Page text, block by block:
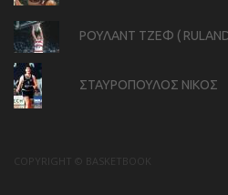
ΡΟΥΛΑΝΤ ΤΖΕΦ ( RULAND
ΣΤΑΥΡΟΠΟΥΛΟΣ ΝΙΚΟΣ
COPYRIGHT © BASKETBOOK